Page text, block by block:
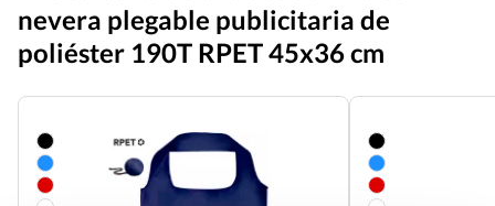
nevera plegable publicitaria de
poliéster 190T RPET 45x36 cm